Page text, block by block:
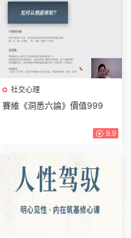
社交心理
賽維《洞悉六論》價值999
9.9